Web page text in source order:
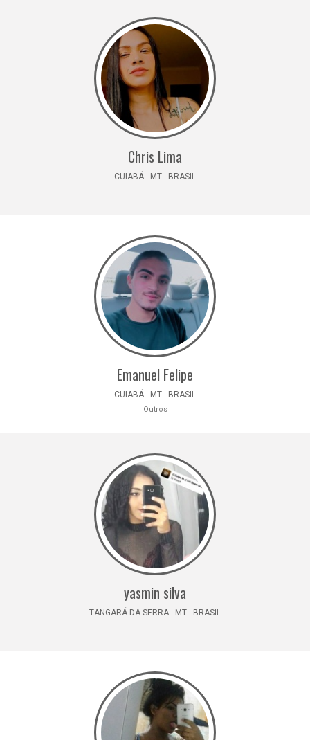
Chris Lima
CUIABÁ - MT - BRASIL
Emanuel Felipe
CUIABÁ - MT - BRASIL
Outros
yasmin silva
TANGARÁ DA SERRA - MT - BRASIL